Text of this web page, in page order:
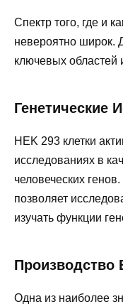
Спектр того, где и
невероятно широк.
ключевых областей
Генетические
HEK 293 клетки
исследованиях в
человеческих
позволяет
изучать функции
Производство
Одна из наиболее